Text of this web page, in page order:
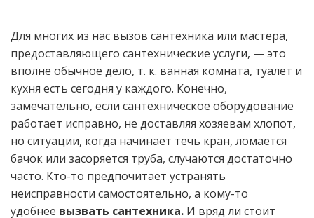
Для многих из нас вызов сантехника или мастера,
предоставляющего сантехнические услуги, — это
вполне обычное дело, т. к. ванная комната, туалет и
кухня есть сегодня у каждого. Конечно,
замечательно, если сантехническое оборудование
работает исправно, не доставляя хозяевам хлопот,
но ситуации, когда начинает течь кран, ломается
бачок или засоряется труба, случаются достаточно
часто. Кто-то предпочитает устранять
неисправности самостоятельно, а кому-то
удобнее вызвать сантехника. И вряд ли стоит